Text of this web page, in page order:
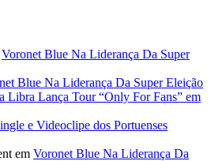
Voronet Blue Na Liderança Da Super
Blue Na Liderança Da Super Eleição
Libra Lança Tour “Only For Fans” em
e Videoclipe dos Portuenses
em Voronet Blue Na Liderança Da